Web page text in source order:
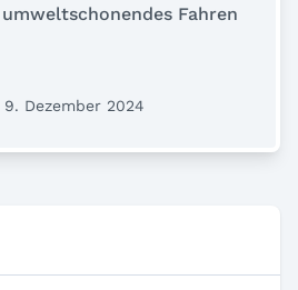
Fahren
Dezember 2024